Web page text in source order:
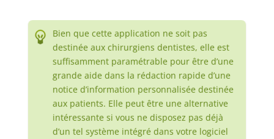
Bien que cette application ne soit pas
destinée aux chirurgiens dentistes, elle est
suffisamment paramétrable pour être d’une
grande aide dans la rédaction rapide d’une
notice d’information personnalisée destinée
aux patients. Elle peut être une alternative
intéressante si vous ne disposez pas déjà
d’un tel système intégré dans votre logiciel